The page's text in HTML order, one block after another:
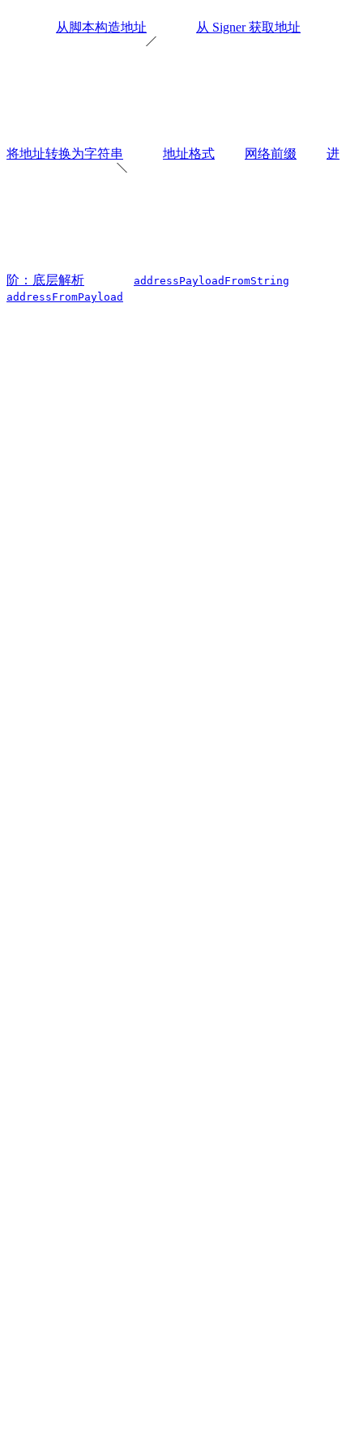
从脚本构造地址 从 Signer 获取地址
将地址转换为字符串 地址格式 网络前缀 进
阶：底层解析
addressPayloadFromString
addressFromPayload